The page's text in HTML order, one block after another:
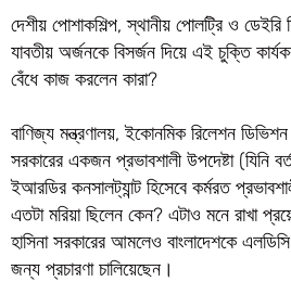
দেশীয় পোশাকশিল্প, স্থানীয় পোলট্রি ও ডেইরি
যাবতীয় অর্জনকে বিসর্জন দিয়ে এই চুক্তি
বেঁধে কাজ করলেন কারা?
বাণিজ্য মন্ত্রণালয়, ইকোনমিক রিলেশন
সরকারের একজন প্রভাবশালী উপদেষ্টা (যিনি
ইআরডির কনসালট্যান্ট হিসেবে কর্মরত
এতটা মরিয়া ছিলেন কেন? এটাও মনে রাখা
হাসিনা সরকারের আমলেও বাংলাদেশকে
জন্য প্রচারণা চালিয়েছেন।